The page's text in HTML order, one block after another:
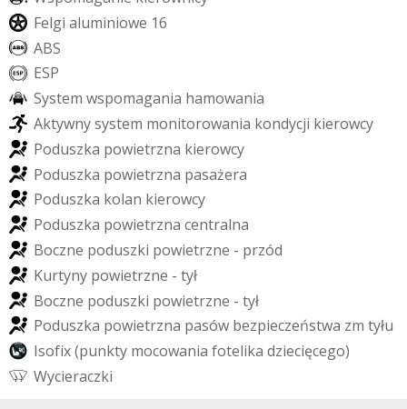
Felgi aluminiowe 16
ABS
ESP
System wspomagania hamowania
Aktywnysystem monitorowania kondycji kierowcy
Poduszka powietrzna kierowcy
Poduszka powietrzna pasażera
Poduszka kolan kierowcy
Poduszka powietrzna centralna
Boczne poduszki powietrzne - przód
Kurtyny powietrzne - tył
Boczne poduszki powietrzne - tył
Poduszka powietrzna pasów bezpieczeństwa zm tyłu
Isofix(punkty mocowania fotelika dziecięcego)
Wycieraczki